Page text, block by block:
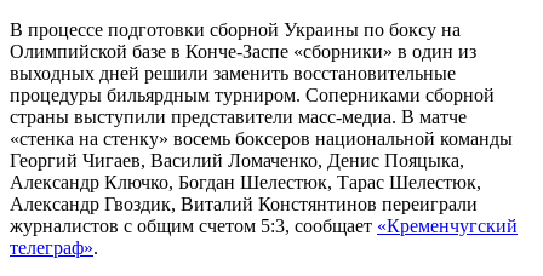
В процессе подготовки сборной Украины по боксу на
Олимпийской базе в Конче-Заспе «сборники» в один из
выходных дней решили заменить восстановительные
процедуры бильярдным турниром. Соперниками сборной
страны выступили представители масс-медиа. В матче
«стенка на стенку» восемь боксеров национальной команды
Георгий Чигаев, Василий Ломаченко, Денис Пояцыка,
Александр Ключко, Богдан Шелестюк, Тарас Шелестюк,
Александр Гвоздик, Виталий Констянтинов переиграли
журналистов с общим счетом 5:3, сообщает «Кременчугский
телеграф».